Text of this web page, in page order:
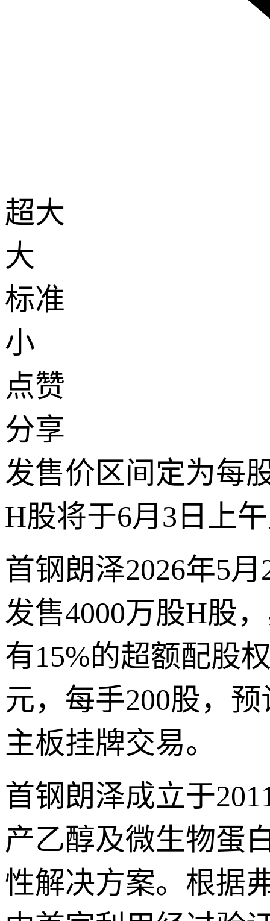
超大
大
标准
小
点赞
分享
发售价区间定为每
H股将于6月3日上
首钢朗泽2026年5
发售4000万股H股
有15%的超额配股
元，每手200股，
主板挂牌交易。
首钢朗泽成立于
产乙醇及微生物蛋
性解决方案。根据